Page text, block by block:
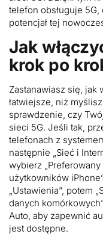
telefon obsługuje
potencjał tej
Jak
krok po
Zastanawiasz się, jak
łatwiejsze, niż
sprawdzenie, czy
sieci 5G. Jeśli tak,
telefonach z
następnie „Sieć i
wybierz
użytkowników
„Ustawienia”, potem
danych
Auto, aby zapewnić
jest dostępne.